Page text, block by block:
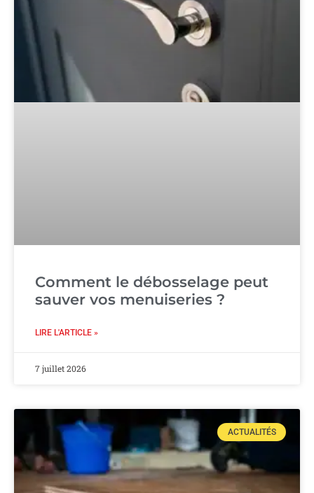
Comment le débosselage peut
sauver vos menuiseries ?
LIRE L'ARTICLE »
7 juillet 2026
ACTUALITÉS